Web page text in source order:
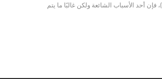
عندما تلعب ألعابًا وتبدأ في ملاحظة مشكلات في الأداء مثل التأخير (lag)، أو انخفاض الإطارات (frame drops)، أو تقطع الإدخال (input stutter)، فإن أحد الأسباب الشائعة ولكن غالبًا ما يتم